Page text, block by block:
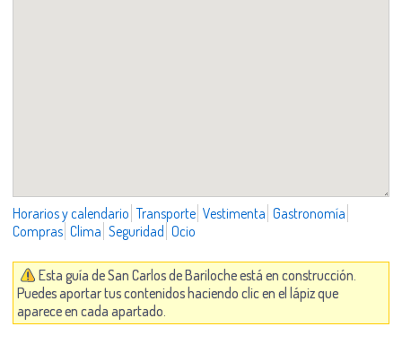
Horarios y calendario Transporte Vestimenta Gastronomía
Compras Clima Seguridad Ocio
Esta guía de San Carlos de Bariloche está en construcción.
Puedes aportar tus contenidos haciendo clic en el lápiz que
aparece en cada apartado.